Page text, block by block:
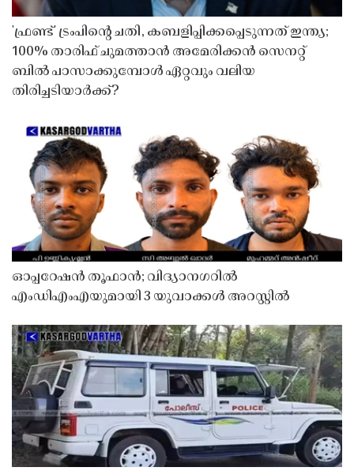
'ഫ്രണ്ട്' ട്രംപിന്റെ ചതി, കബളിപ്പിക്കപ്പെടുന്നത് ഇന്ത്യ;
100% താരിഫ് ചുമത്താൻ അമേരിക്കൻ സെനറ്റ്
ബിൽ പാസാക്കുമ്പോൾ ഏറ്റവും വലിയ
തിരിച്ചടിയാർക്ക്?
ഓപ്പറേഷൻ തൂഫാൻ; വിദ്യാനഗറിൽ
എംഡിഎംഎയുമായി 3 യുവാക്കൾ അറസ്റ്റിൽ